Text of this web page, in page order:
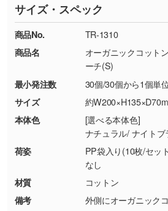
す。→詳しく見る
・コーポレートカラーを使って
刷色にこだわりがある
DIC・PANTONEなどのカラー
現物支給による色指定も承っ
しく見る
・背景がある画像からキャラ
使いたいです
シンプルな背景のデータや、
ター部分の輪郭がはっきりして
り抜き処理が可能です。→
※詳しくは「商品の良品基準に
ください。
【返品・交換ができない場合】
・お客様の元で商品を加工さ
商品が破損した場合
・商品到着後7日以上経過して
・お客様のご都合による返品・
品・色・数量などの注文間違
TEL：0422-29-9911 営業時間
18:00(土日祝日除く)
お問い合わせフォームはこちら
サイズ・スペック
商品No.
TR-1310
商品名
オーガニックコット
ーチ(S)
最小発注数
30個/30個から1個単
サイズ
約
本体色
[選べる本体色]
ナチュラル/ ナイトブ
荷姿
PP袋入り(10枚/セッ
なし
材質
コットン
備考
外側にオーガニック